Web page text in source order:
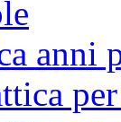
anni